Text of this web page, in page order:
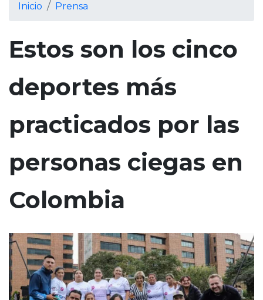
d
o
r
c
p
a
Inicio Prensa
Estos son los cinco
deportes más
practicados por las
personas ciegas en
Colombia